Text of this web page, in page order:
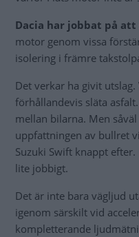
Dacia har jobbat på
motor genom vissa
isolering i främre
Det verkar ha givit
förhållandevis släta
mellan bilarna. Men
uppfattningen av bullret
Suzuki Swift knappt
lite jobbigt.
Det är inte bara vägljud
igenom särskilt vid
kompletterande